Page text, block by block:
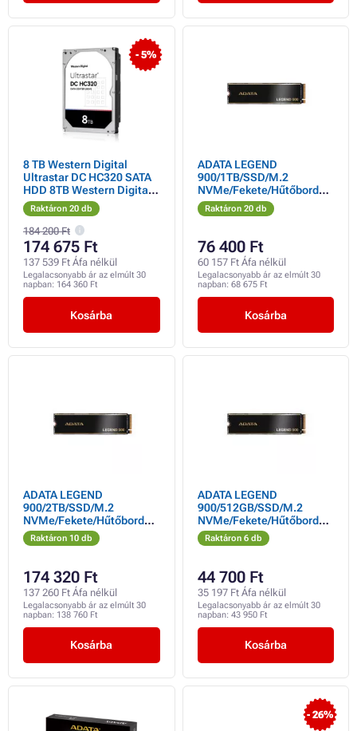
- 5%
8 TB Western Digital
Ultrastar DC HC320 SATA
HDD 8TB Western Digital
Ultrastar DC HC320
Raktáron 20 db
184 200 Ft
174 675 Ft
137 539 Ft Áfa nélkül
Legalacsonyabb ár az elmúlt 30
napban: 164 360 Ft
Kosárba
ADATA LEGEND
900/1TB/SSD/M.2
NVMe/Fekete/Hűtőborda/
5RRaktáron 20 db
76 400 Ft
60 157 Ft Áfa nélkül
Legalacsonyabb ár az elmúlt 30
napban: 68 675 Ft
Kosárba
ADATA LEGEND
900/2TB/SSD/M.2
NVMe/Fekete/Hűtőborda/
5RRaktáron 10 db
174 320 Ft
137 260 Ft Áfa nélkül
Legalacsonyabb ár az elmúlt 30
napban: 138 760 Ft
Kosárba
ADATA LEGEND
900/512GB/SSD/M.2
NVMe/Fekete/Hűtőborda/
5RRaktáron 6 db
44 700 Ft
35 197 Ft Áfa nélkül
Legalacsonyabb ár az elmúlt 30
napban: 43 950 Ft
Kosárba
- 26%